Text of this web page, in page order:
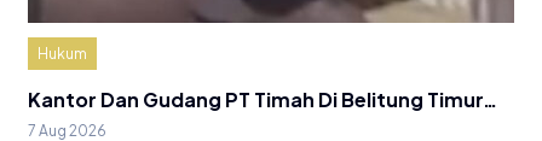
Hukum
Kantor Dan Gudang PT Timah Di Belitung Timur…
7 Aug 2026